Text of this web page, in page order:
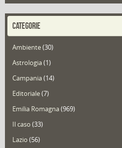
CATEGORIE
Ambiente(30)
Astrologia(1)
Campania(14)
Editoriale(7)
Emilia Romagna(969)
Il caso (33)
Lazio (56)